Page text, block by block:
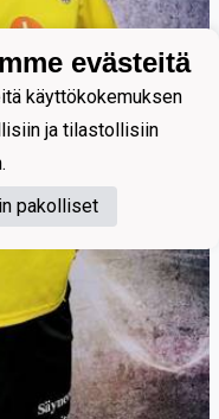
evästeitä
käyttökokemuksen
ja tilastollisiin
pakolliset